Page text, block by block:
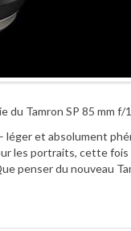
du Tamron SP 85 mm f/
– léger et absolument
les portraits, cette
penser du nouveau